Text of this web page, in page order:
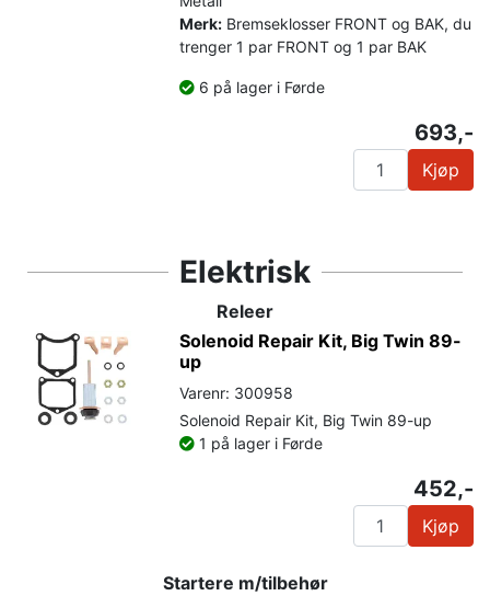
Merk: Bremseklosser FRONT og BAK, du
trenger 1 par FRONT og 1 par BAK
6 på lager i Førde
693,-
Kjøp
Elektrisk
Releer
Solenoid Repair Kit, Big Twin 89-
up
Varenr: 300958
Solenoid Repair Kit, Big Twin 89-up
1 på lager i Førde
452,-
Kjøp
Startere m/tilbehør